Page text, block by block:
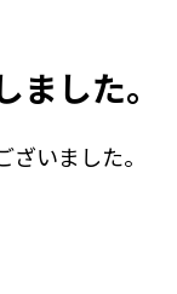
した。
いました。